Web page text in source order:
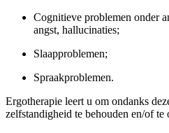
Cognitieve problemen onder
angst, hallucinaties;
Slaapproblemen;
Spraakproblemen.
Ergotherapie leert u om ondanks
zelfstandigheid te behouden en/of te